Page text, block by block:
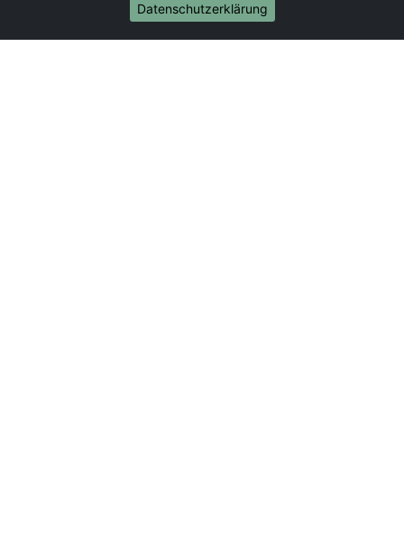
Umzug von Erlangen nach Brasilien
Umzug von Erlangen nach Brunei Darussalam
Datenschutzerklärung